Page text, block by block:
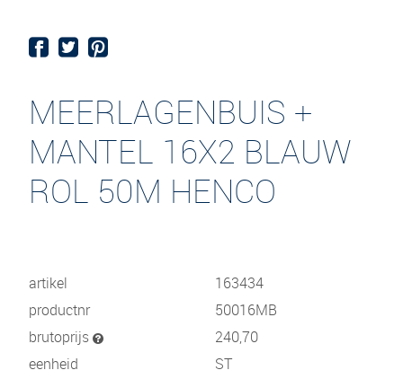
MEERLAGENBUIS +
MANTEL 16X2 BLAUW
ROL 50M HENCO
artikel
163434
productnr
50016MB
brutoprijs
240,70
eenheid
ST